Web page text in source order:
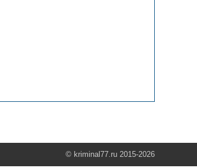
© kriminal77.ru 2015-2026